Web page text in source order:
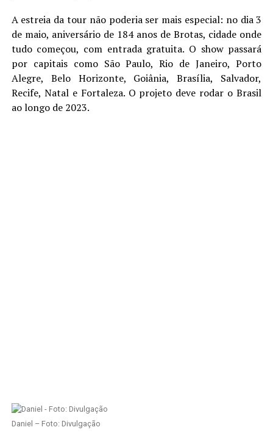
A estreia da tour não poderia ser mais especial: no dia 3
de maio, aniversário de 184 anos de Brotas, cidade onde
tudo começou, com entrada gratuita. O show passará
por capitais como São Paulo, Rio de Janeiro, Porto
Alegre, Belo Horizonte, Goiânia, Brasília, Salvador,
Recife, Natal e Fortaleza. O projeto deve rodar o Brasil
ao longo de 2023.
Daniel – Foto: Divulgação